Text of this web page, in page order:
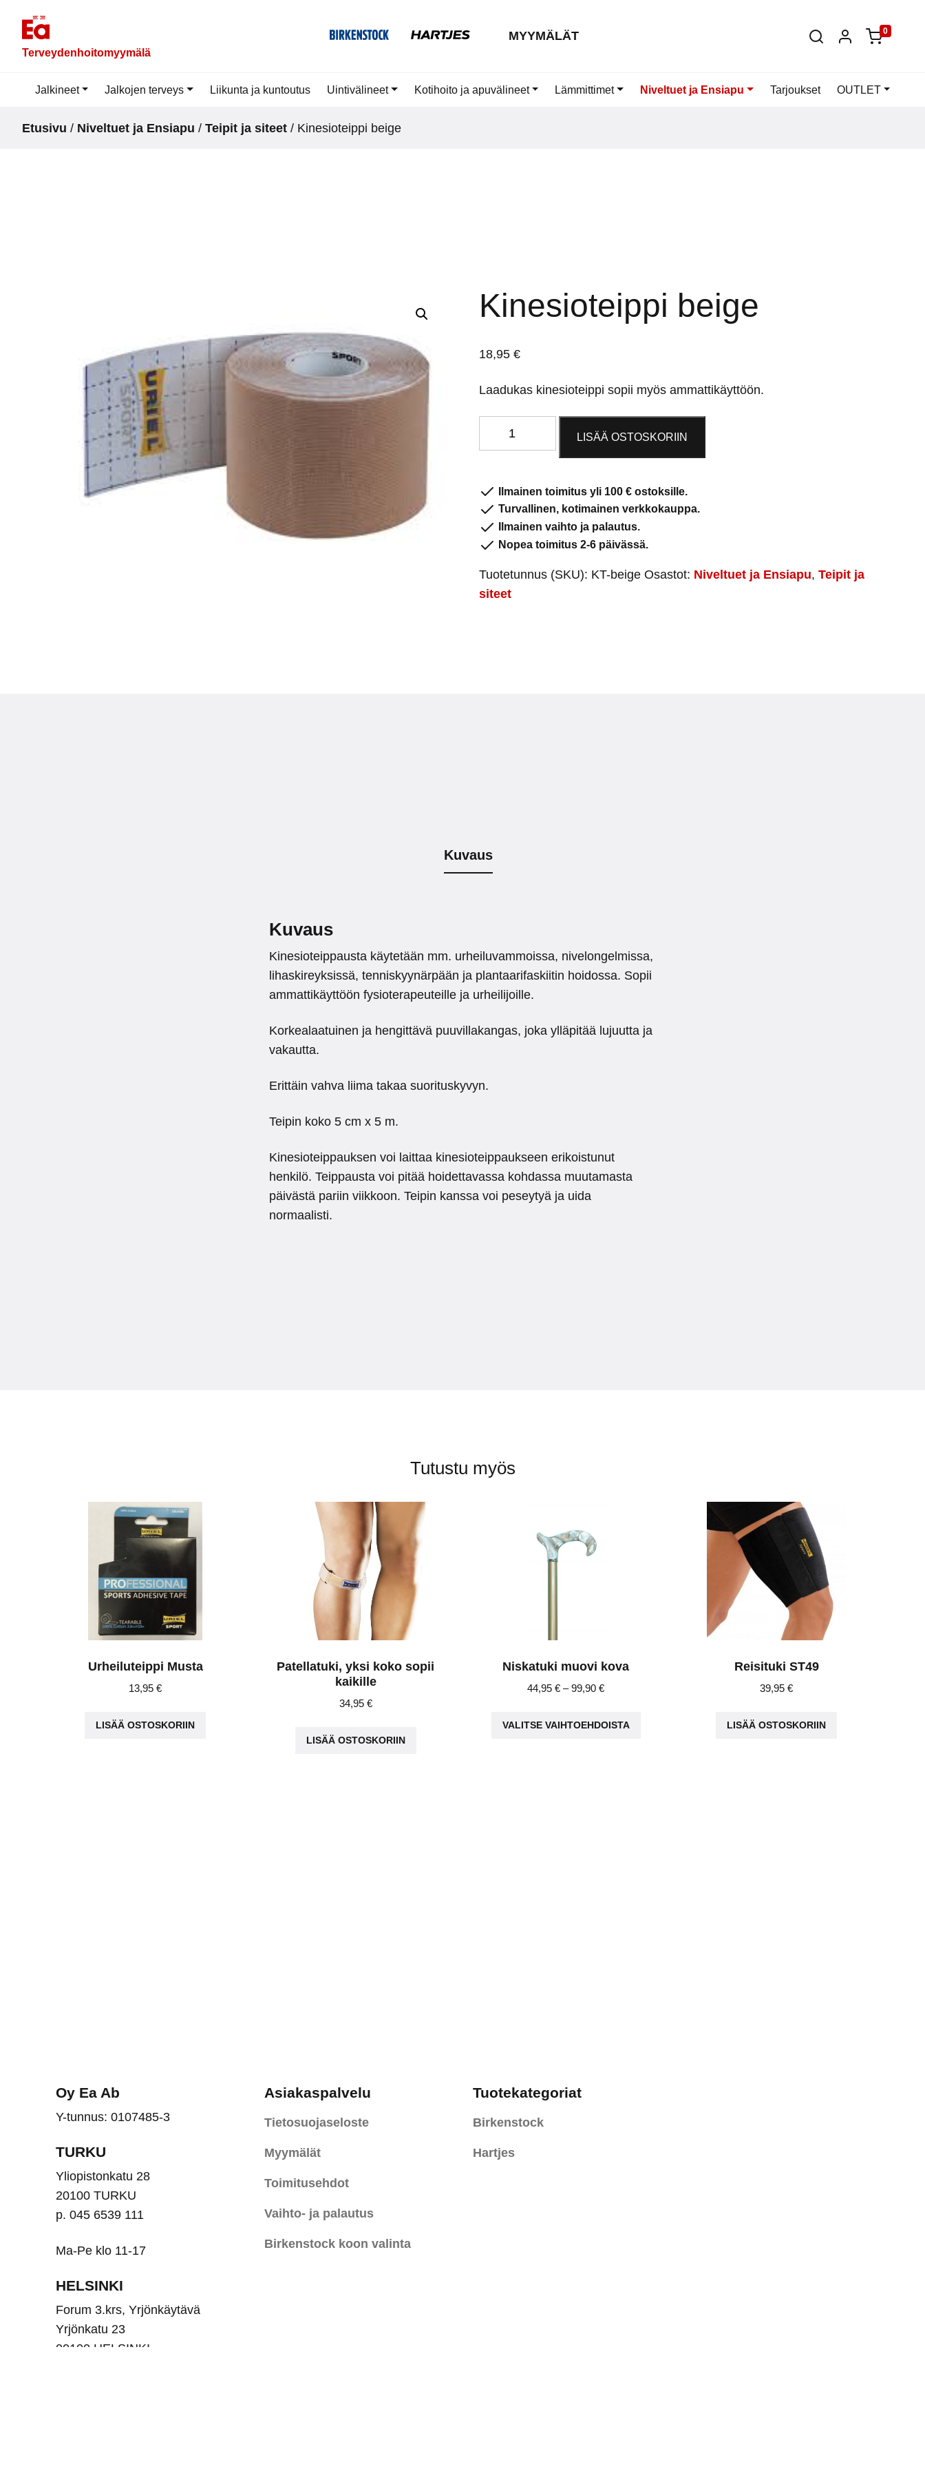
content
Terveydenhoitomyymälä
MYYMÄLÄT 0
Jalkineet Jalkojen terveys Liikunta ja kuntoutus Uintivälineet Kotihoito ja apuvälineet Lämmittimet Niveltuet ja Ensiapu Tarjoukset OUTLET
Etusivu / Niveltuet ja Ensiapu / Teipit ja siteet / Kinesioteippi beige
Kinesioteippi beige
18,95 €
Laadukas kinesioteippi sopii myös ammattikäyttöön.
LISÄÄ OSTOSKORIIN
Ilmainen toimitus yli 100 € ostoksille.
Turvallinen, kotimainen verkkokauppa.
Ilmainen vaihto ja palautus.
Nopea toimitus 2-6 päivässä.
Tuotetunnus (SKU): KT-beige Osastot: Niveltuet ja Ensiapu, Teipit ja
siteet
Kuvaus
Kuvaus
Kinesioteippausta käytetään mm. urheiluvammoissa, nivelongelmissa,
lihaskireyksissä, tenniskyynärpään ja plantaarifaskiitin hoidossa. Sopii
ammattikäyttöön fysioterapeuteille ja urheilijoille.
Korkealaatuinen ja hengittävä puuvillakangas, joka ylläpitää lujuutta ja
vakautta.
Erittäin vahva liima takaa suorituskyvyn.
Teipin koko 5 cm x 5 m.
Kinesioteippauksen voi laittaa kinesioteippaukseen erikoistunut
henkilö. Teippausta voi pitää hoidettavassa kohdassa muutamasta
päivästä pariin viikkoon. Teipin kanssa voi peseytyä ja uida
normaalisti.
Tutustu myös
Urheiluteippi Musta
13,95€
LISÄÄ OSTOSKORIIN
Patellatuki, yksi koko sopii
kaikille
34,95 €
LISÄÄ OSTOSKORIIN
Niskatuki muovi kova
44,95€ – 99,90€Price
44,95 €
VALITSE VAIHTOEHDOISTA
Reisituki ST49
39,95€
LISÄÄ OSTOSKORIIN
Oy Ea Ab
Y-tunnus: 0107485-3
TURKU
Yliopistonkatu 28
20100 TURKU
p. 045 6539 111
Ma-Pe klo 11-17
HELSINKI
Forum 3.krs, Yrjönkäytävä
Yrjönkatu 23
00100 HELSINKI
Asiakaspalvelu
Tietosuojaseloste
Myymälät
Toimitusehdot
Vaihto- ja palautus
Birkenstock koon valinta
Tuotekategoriat
Birkenstock
Hartjes